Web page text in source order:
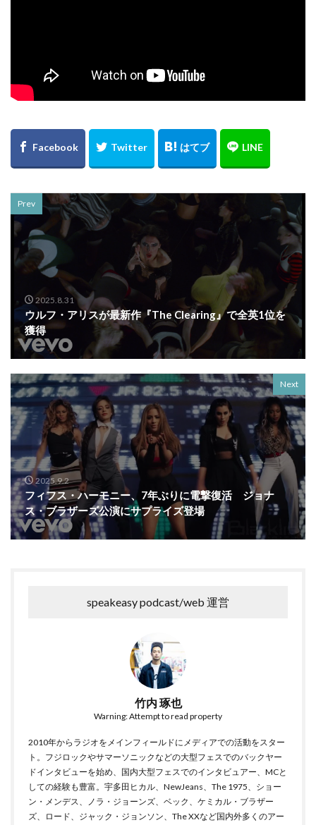
Prev
2025.8.31
ウルフ・アリスが最新作『The Clearing』で全英1位を
獲得
Next
2025.9.2
フィフス・ハーモニー、7年ぶりに電撃復活 ジョナ
ス・ブラザーズ公演にサプライズ登場
speakeasy podcast/web 運営
竹内 琢也
Warning: Attempt to read property
2010年からラジオをメインフィールドにメディアでの活動をスター
ト。フジロックやサマーソニックなどの大型フェスでのバックヤー
ドインタビューを始め、国内大型フェスでのインタビュアー、MCと
しての経験も豊富。宇多田ヒカル、NewJeans、The 1975、ショー
ン・メンデス、ノラ・ジョーンズ、ベック、ケミカル・ブラザー
ズ、ロード、ジャック・ジョンソン、The XXなど国内外多くのアー